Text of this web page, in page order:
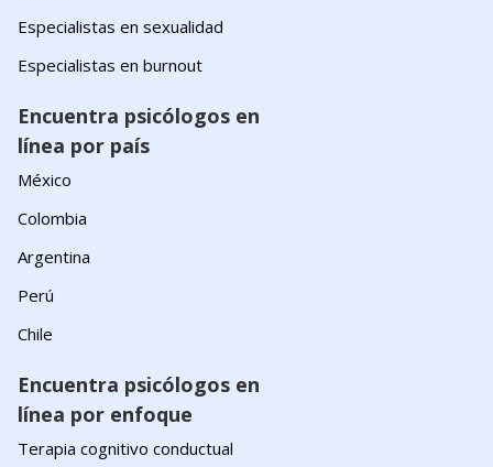
Especialistas en sexualidad
Especialistas en burnout
Encuentra psicólogos en
línea por país
México
Colombia
Argentina
Perú
Chile
Encuentra psicólogos en
línea por enfoque
Terapia cognitivo conductual